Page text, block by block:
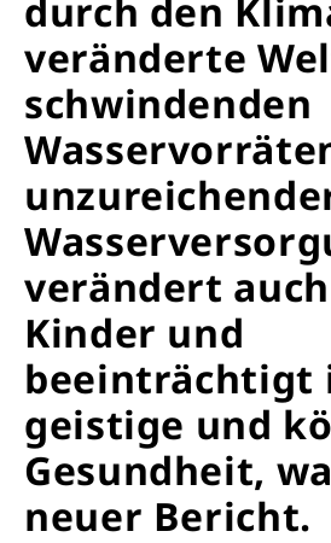
durch den
veränderte
schwindenden
verändert
Kinder und
beeinträchtigt
geistige und
Gesundheit,
neuer Bericht.